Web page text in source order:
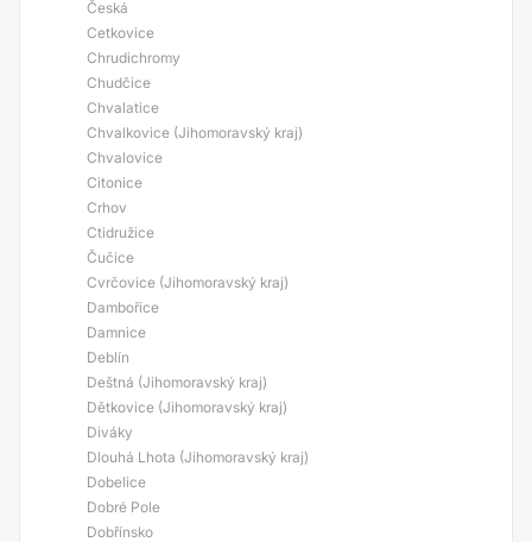
Česká
Cetkovice
Chrudichromy
Chudčice
Chvalatice
Chvalkovice (Jihomoravský kraj)
Chvalovice
Citonice
Crhov
Ctidružice
Čučice
Cvrčovice (Jihomoravský kraj)
Dambořice
Damnice
Deblín
Deštná (Jihomoravský kraj)
Dětkovice (Jihomoravský kraj)
Diváky
Dlouhá Lhota (Jihomoravský kraj)
Dobelice
Dobré Pole
Dobřínsko